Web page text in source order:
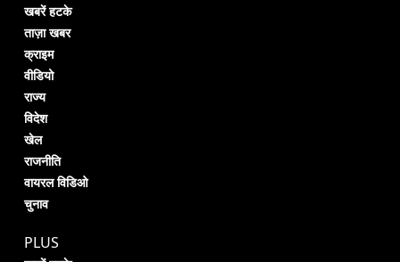
खबरें हटके
ताज़ा खबर
क्राइम
वीडियो
राज्य
विदेश
खेल
राजनीति
वायरल विडिओ
चुनाव
PLUS